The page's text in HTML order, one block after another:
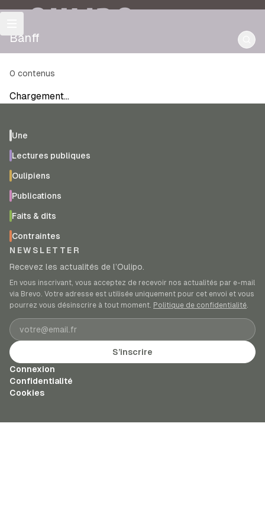
OULIPO
Banff
0 contenus
Chargement…
Une
Lectures publiques
Oulipiens
Publications
Faits & dits
Contraintes
NEWSLETTER
Recevez les actualités de l’Oulipo.
En vous inscrivant, vous acceptez de recevoir nos actualités par e-mail
via Brevo. Votre adresse est utilisée uniquement pour cet envoi et vous
pourrez vous désinscrire à tout moment. Politique de confidentialité.
Adresse e-mail
S’inscrire
Connexion
Confidentialité
Cookies